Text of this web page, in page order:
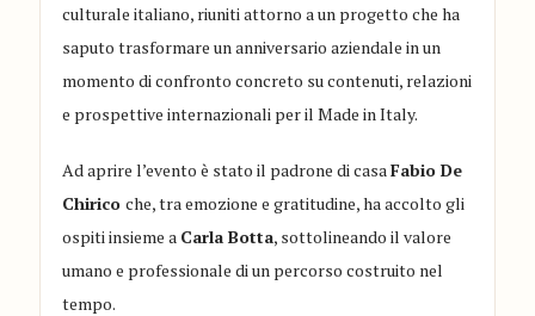
culturale italiano, riuniti attorno a un progetto che ha
saputo trasformare un anniversario aziendale in un
momento di confronto concreto su contenuti, relazioni
e prospettive internazionali per il Made in Italy.
Ad aprire l’evento è stato il padrone di casaFabio De
Chirico che, tra emozione e gratitudine, ha accolto gli
ospiti insieme a Carla Botta, sottolineando il valore
umano e professionale di un percorso costruito nel
tempo.